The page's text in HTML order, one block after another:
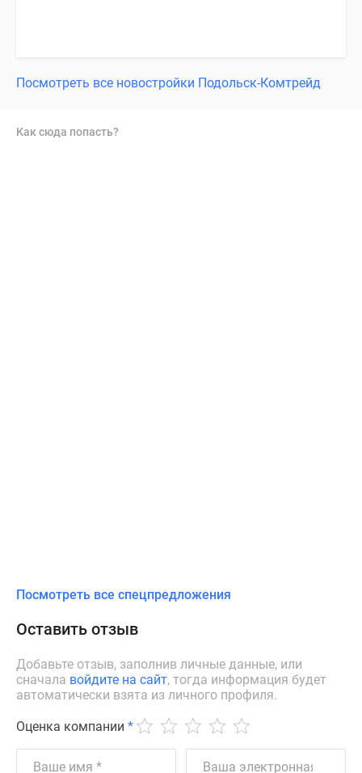
Посмотреть все новостройки Подольск-Комтрейд
Как сюда попасть?
Посмотреть все спецпредложения
Оставить отзыв
Добавьте отзыв, заполнив личные данные, или
сначала войдите на сайт, тогда информация будет
автоматически взята из личного профиля.
Оценка компании *